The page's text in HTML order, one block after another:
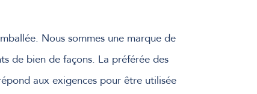
Nous sommes une marque de
de bien de façons. La préférée des
aux exigences pour être utilisée